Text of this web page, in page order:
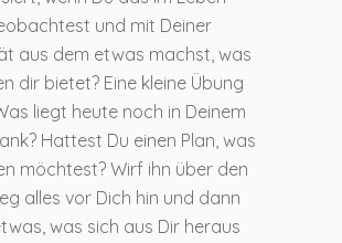
und mit Deiner
aus dem etwas machst, was
dir bietet? Eine kleine Übung
liegt heute noch in Deinem
Hattest Du einen Plan, was
möchtest? Wirf ihn über den
alles vor Dich hin und dann
was sich aus Dir heraus